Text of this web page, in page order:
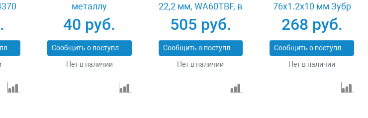
Сообщить о поступлении
металлу
125x1.2x22.2 мм
Луга 3612-125-1.2
40 руб.
Сообщить о поступлении
Нет в наличии
22,2 мм, WA60TBF, в
метал.банке, 10 шт.
Denzel 737610
505 руб.
Сообщить о поступлении
Нет в наличии
76x1.2x10 мм Зубр
36200-76-1.2-H5_z03
268 руб.
Сообщить о поступлении
Нет в наличии